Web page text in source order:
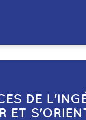
DE
ET